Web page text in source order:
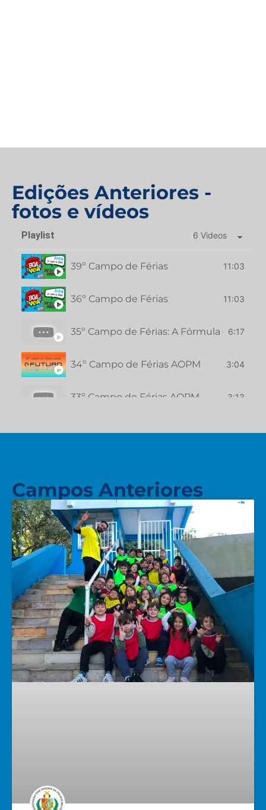
Edições Anteriores -
fotos e vídeos
Playlist 6 Videos
39º Campo de Férias 11:03
36º Campo de Férias 11:03
35º Campo de Férias: A Fórmula da6:17
34º Campo de Férias AOPM 3:04
33º Campo de Férias AOPM 3:13
Campos Anteriores